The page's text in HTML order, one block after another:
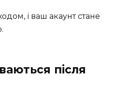
і ваш акаунт стане
після